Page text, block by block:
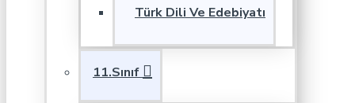
Türk Dili Ve Edebiyatı
11.Sınıf